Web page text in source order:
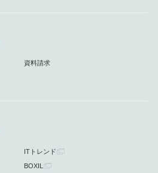
資料請求
ITトレンド
BOXIL